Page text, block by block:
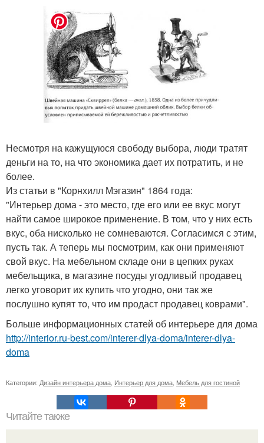
Несмотря на кажущуюся свободу выбора, люди тратят
деньги на то, на что экономика дает их потратить, и не
более.
Из статьи в "Корнхилл Мэгазин" 1864 года:
"Интерьер дома - это место, где его или ее вкус могут
найти самое широкое применение. В том, что у них есть
вкус, оба нисколько не сомневаются. Согласимся с этим,
пусть так. А теперь мы посмотрим, как они применяют
свой вкус. На мебельном складе они в цепких руках
мебельщика, в магазине посуды угодливый продавец
легко уговорит их купить что угодно, они так же
послушно купят то, что им продаст продавец коврами".
Больше информационных статей об интерьере для дома
http://interior.ru-best.com/interer-dlya-doma/interer-dlya-
doma
Категории: Дизайн интерьера дома, Интерьер для дома, Мебель для гостиной
Читайте также